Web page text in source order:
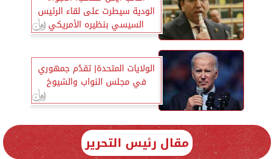
الودية سيطرت على لقاء الرئيس
السيسي بنظيره الأمريكي
الولايات المتحدة| تقدُم جمهوري
في مجلس النواب والشيوخ
مقال رئيس التحرير